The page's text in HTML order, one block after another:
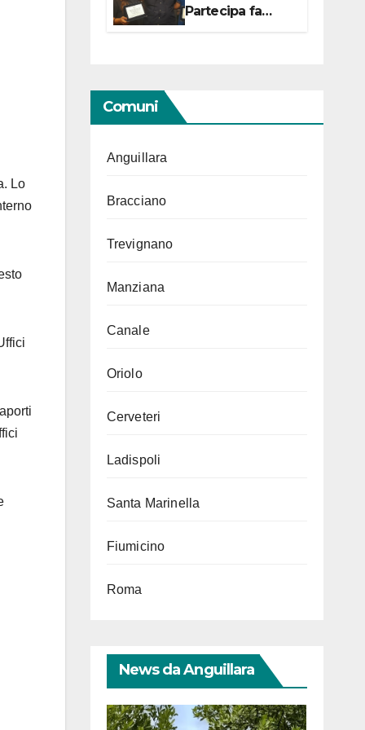
Lo
Partecipa fa
centro con due
Comuni
Anguillara
Bracciano
Trevignano
Manziana
Canale
Oriolo
Cerveteri
Ladispoli
Santa Marinella
Fiumicino
Roma
News da Anguillara